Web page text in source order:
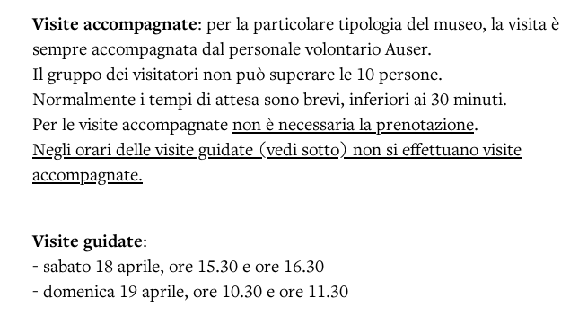
Visite accompagnate: per la particolare tipologia del museo, la visita è
sempre accompagnata dal personale volontario Auser.
Il gruppo dei visitatori non può superare le 10 persone.
Normalmente i tempi di attesa sono brevi, inferiori ai 30 minuti.
Per le visite accompagnate non è necessaria la prenotazione.
Negli orari delle visite guidate (vedi sotto) non si effettuano visite
accompagnate.
Visite guidate:
- sabato 18 aprile, ore 15.30 e ore 16.30
- domenica 19 aprile, ore 10.30 e ore 11.30